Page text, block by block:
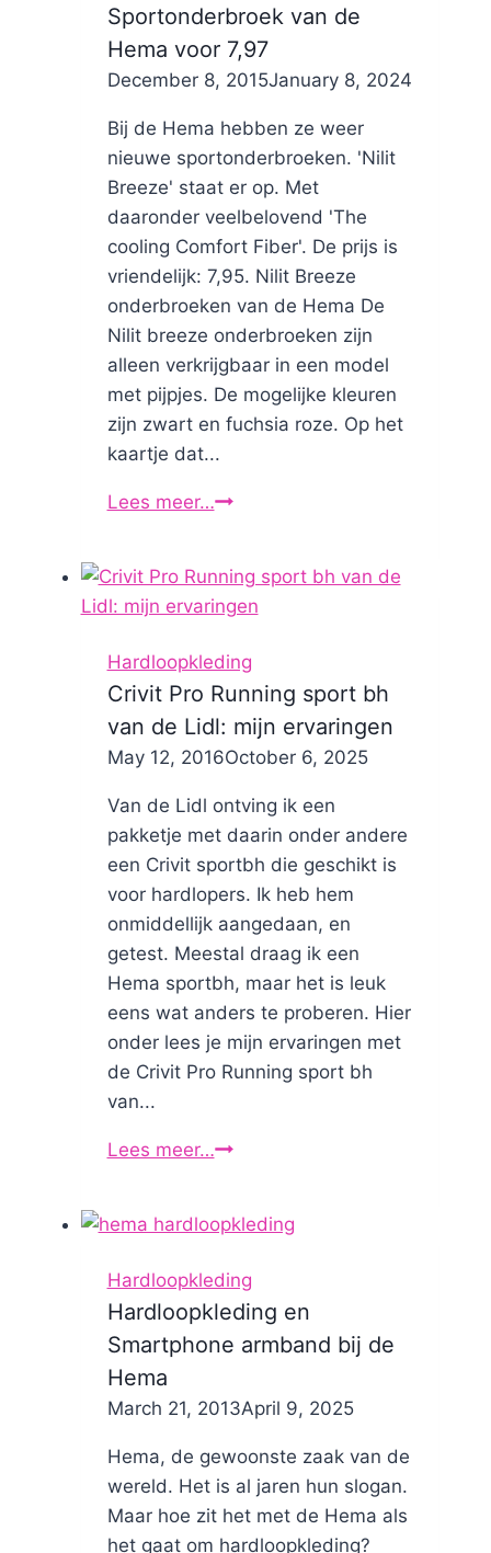
2000
11
Sportonderbroek van de
Hema voor 7,97
ByNicole
December 8, 2015January 8, 2024
Bij de Hema hebben ze weer
nieuwe sportonderbroeken. 'Nilit
Breeze' staat er op. Met
daaronder veelbelovend 'The
cooling Comfort Fiber'. De prijs is
vriendelijk: 7,95. Nilit Breeze
onderbroeken van de Hema De
Nilit breeze onderbroeken zijn
alleen verkrijgbaar in een model
met pijpjes. De mogelijke kleuren
zijn zwart en fuchsia roze. Op het
kaartje dat...
Lees meer…Sportonderbroek
Hema
voor
7,97
Hardloopkleding
Crivit Pro Running sport bh
van de Lidl: mijn ervaringen
ByNicole
May 12, 2016October 6, 2025
Van de Lidl ontving ik een
pakketje met daarin onder andere
een Crivit sportbh die geschikt is
voor hardlopers. Ik heb hem
onmiddellijk aangedaan, en
getest. Meestal draag ik een
Hema sportbh, maar het is leuk
eens wat anders te proberen. Hier
onder lees je mijn ervaringen met
de Crivit Pro Running sport bh
van...
Lees meer…Crivit
sport
bh
van
de
Lidl:
ervaringen
Hardloopkleding
Hardloopkleding en
Smartphone armband bij de
Hema
ByNicole
March 21, 2013April 9, 2025
Hema, de gewoonste zaak van de
wereld. Het is al jaren hun slogan.
Maar hoe zit het met de Hema als
het gaat om hardloopkleding?